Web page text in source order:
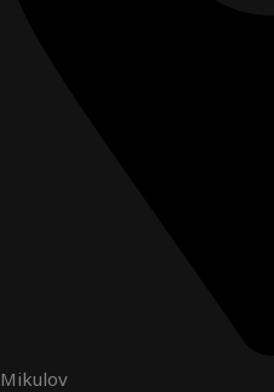
Mikulov